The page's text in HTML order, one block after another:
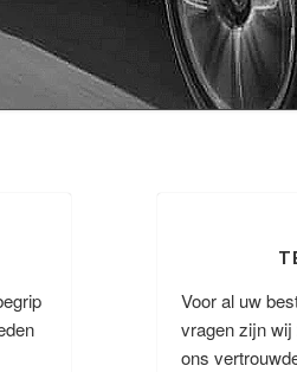
Voor al uw
vragen zijn wij
ons